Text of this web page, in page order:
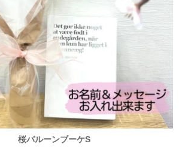
桜バルーンブーケS